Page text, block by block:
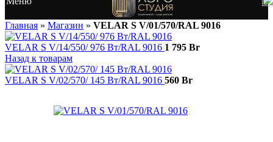
Главная » Магазин » VELAR S V/01/570/RAL 9016
VELAR S V/14/550/ 976 Bт/RAL 9016 1 795 Br
Назад к товарам
VELAR S V/02/570/ 145 Bт/RAL 9016 560 Br